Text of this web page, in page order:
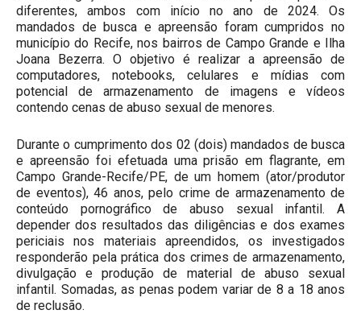
diferentes, ambos com início no ano de 2024. Os
mandados de busca e apreensão foram cumpridos no
município do Recife, nos bairros de Campo Grande e Ilha
Joana Bezerra. O objetivo é realizar a apreensão de
computadores, notebooks, celulares e mídias com
potencial de armazenamento de imagens e vídeos
contendo cenas de abuso sexual de menores.
Durante o cumprimento dos 02 (dois) mandados de busca
e apreensão foi efetuada uma prisão em flagrante, em
Campo Grande-Recife/PE, de um homem (ator/produtor
de eventos), 46 anos, pelo crime de armazenamento de
conteúdo pornográfico de abuso sexual infantil. A
depender dos resultados das diligências e dos exames
periciais nos materiais apreendidos, os investigados
responderão pela prática dos crimes de armazenamento,
divulgação e produção de material de abuso sexual
infantil. Somadas, as penas podem variar de 8 a 18 anos
de reclusão.